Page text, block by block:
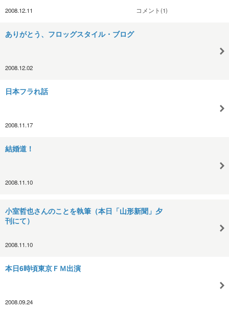
2008.12.11 コメント(1)
ありがとう、フロッグスタイル・ブログ
2008.12.02
日本フラれ話
2008.11.17
結婚道！
2008.11.10
小室哲也さんのことを執筆（本日「山形新聞」夕
刊にて）
2008.11.10
本日6時頃東京ＦＭ出演
2008.09.24